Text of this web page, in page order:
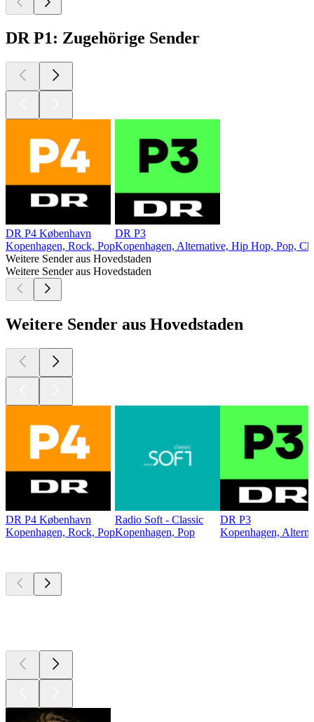
DR P1: Zugehörige Sender
DR P4 København
Kopenhagen, Rock, Pop
DR P3
Kopenhagen, Alternative, Hip Hop, Pop,
Weitere Sender aus Hovedstaden
Weitere Sender aus Hovedstaden
Weitere Sender aus Hovedstaden
DR P4 København
Kopenhagen, Rock, Pop
Radio Soft - Classic
Kopenhagen, Pop
DR P3
Kopenhagen,